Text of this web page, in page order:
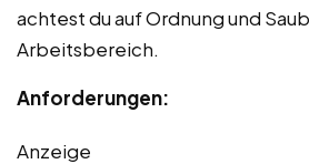
achtest du auf Ordnung und
Arbeitsbereich.
Anforderungen:
Anzeige